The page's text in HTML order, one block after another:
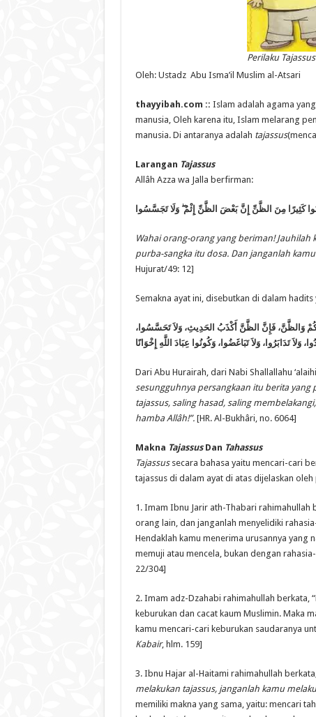
Perilaku
Oleh: Ustadz Abu Isma’il Muslim al-Atsari
thayyibah.com :: Islam adalah agama
manusia, Oleh karena itu, Islam melarang
manusia. Di antaranya adalah tajassus
Larangan Tajassus
Allâh Azza wa Jalla berfirman:
كَثِيرًا مِنَ الظَّنِّ إِنَّ بَعْضَ الظَّنِّ إِثْمٌۖ وَلَا تَجَسَّسُوا
Wahai orang-orang yang beriman! Jauhilah
purba-sangka itu dosa. Dan janganlah
Hujurat/49: 12]
Semakna ayat ini, disebutkan di dalam hadits
وَالظَّنَّ، فَإِنَّ الظَّنَّ أَكْذَبُ الحَدِيثِ، وَلاَ تَحَسَّسُوا،
وَلاَ تَدَابَرُوا، وَلاَ تَبَاغَضُوا، وَكُونُوا عِبَادَ اللَّهِ إِخْوَانًا
Dari Abu Hurairah, dari Nabi Shallallahu
sesungguhnya persangkaan itu berita yang
tajassus, saling hasad, saling
hamba Allâh!”.[HR. Al-Bukhâri, no. 6064]
Makna TajassusDan Tahassus
Tajassussecara bahasa yaitu mencari-cari
tajassus di dalam ayat di atas dijelaskan
1. Imam Ibnu Jarir ath-Thabari rahimahullah
orang lain, dan janganlah menyelidiki
Hendaklah kamu menerima urusannya yang
memuji atau mencela, bukan dengan
22/304]
2. Imam adz-Dzahabi rahimahullah berkata,
keburukan dan cacat kaum Muslimin. Maka
kamu mencari-cari keburukan saudaranya
Kabair, hlm. 159]
3. Ibnu Hajar al-Haitami rahimahullah
melakukan tajassus, janganlah kamu
memiliki makna yang sama, yaitu: mencari